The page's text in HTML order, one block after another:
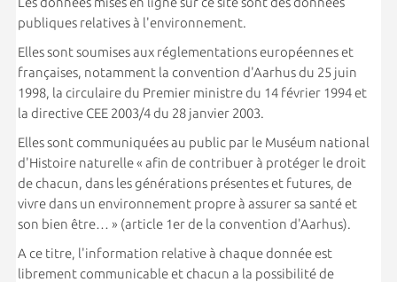
publiques relatives à l'environnement.
Elles sont soumises aux réglementations européennes et
françaises, notamment la convention d'Aarhus du 25 juin
1998, la circulaire du Premier ministre du 14 février 1994 et
la directive CEE 2003/4 du 28 janvier 2003.
Elles sont communiquées au public par le Muséum national
d'Histoire naturelle « afin de contribuer à protéger le droit
de chacun, dans les générations présentes et futures, de
vivre dans un environnement propre à assurer sa santé et
son bien être… » (article 1er de la convention d'Aarhus).
A ce titre, l'information relative à chaque donnée est
librement communicable et chacun a la possibilité de